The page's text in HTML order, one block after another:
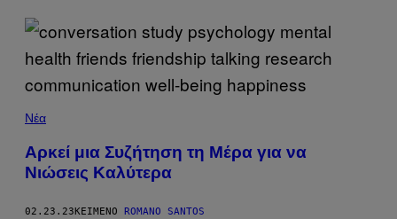
Νέα
Αρκεί μια Συζήτηση τη Μέρα για να
Νιώσεις Καλύτερα
02.23.23 ΚΕΊΜΕΝΟ ROMANO SANTOS